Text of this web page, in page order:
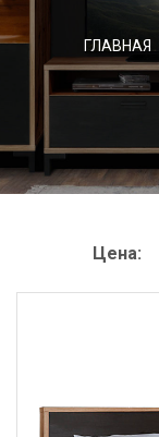
ГЛАВНАЯ
Цена: